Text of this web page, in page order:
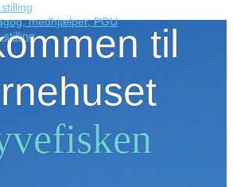
medhjælper, PGU
stilling
til